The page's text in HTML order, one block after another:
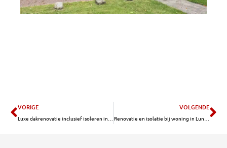
Vorige
VORIGE
Luxe dakrenovatie inclusief isoleren in Wageningen
VOLGENDE
Renovatie en isolatie bij woning in Lunteren